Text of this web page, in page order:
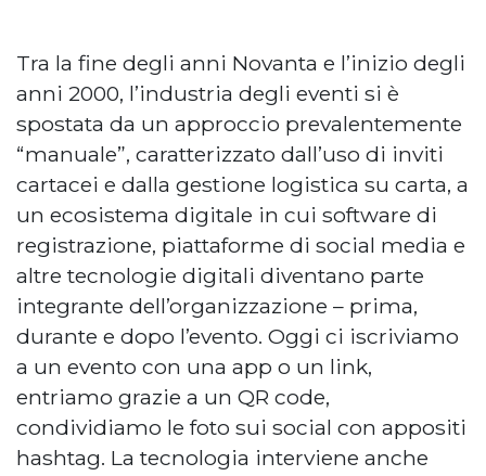
Tra la fine degli anni Novanta e l’inizio degli
anni 2000, l’industria degli eventi si è
spostata da un approccio prevalentemente
“manuale”, caratterizzato dall’uso di inviti
cartacei e dalla gestione logistica su carta, a
un ecosistema digitale in cui software di
registrazione, piattaforme di social media e
altre tecnologie digitali diventano parte
integrante dell’organizzazione – prima,
durante e dopo l’evento. Oggi ci iscriviamo
a un evento con una app o un link,
entriamo grazie a un QR code,
condividiamo le foto sui social con appositi
hashtag. La tecnologia interviene anche